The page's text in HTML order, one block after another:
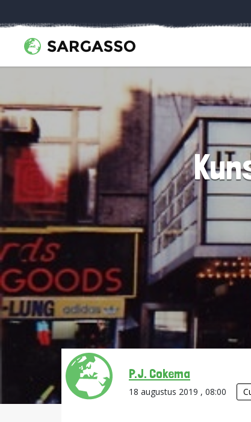
P.J. Cokema
18 augustus 2019 , 08:00